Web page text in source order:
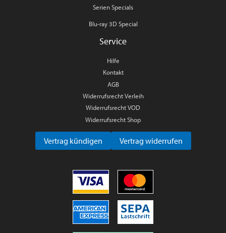
Serien Specials
Blu-ray 3D Special
Service
Hilfe
Kontakt
AGB
Widerrufsrecht Verleih
Widerrufsrecht VOD
Widerrufsrecht Shop
Vertrag kündigen Vertrag widerrufen